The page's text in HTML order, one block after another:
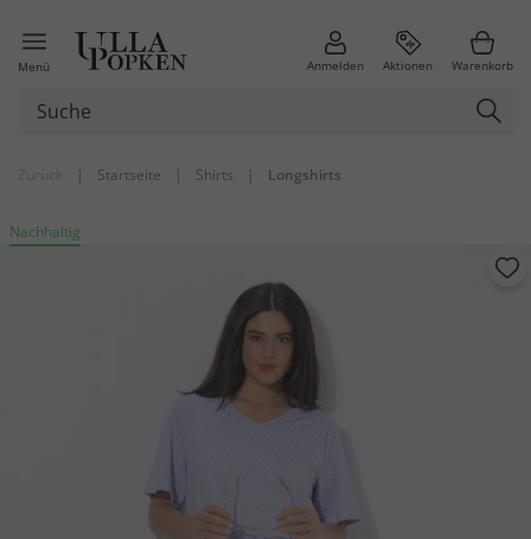
Menü Anmelden Aktionen Warenkorb
| Startseite | Shirts | Longshirts
Nachhaltig